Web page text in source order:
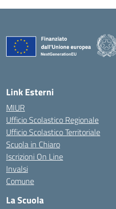
Link Esterni
MIUR
Ufficio Scolastico Regionale
Ufficio Scolastico Territoriale
Scuola in Chiaro
Iscrizioni On Line
Invalsi
Comune
La Scuola